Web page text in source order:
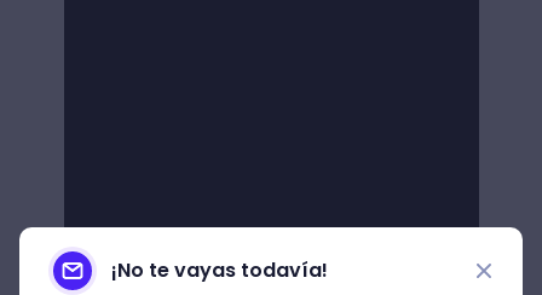
¡No te vayas todavía!